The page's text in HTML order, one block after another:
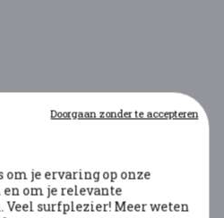
om je ervaring op onze
om je relevante
Veel surfplezier! Meer weten
Doorgaan zonder te accepteren